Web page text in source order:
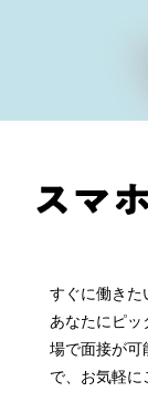
すぐに働きた
あなたにピッ
場で面接が可
で、お気軽に